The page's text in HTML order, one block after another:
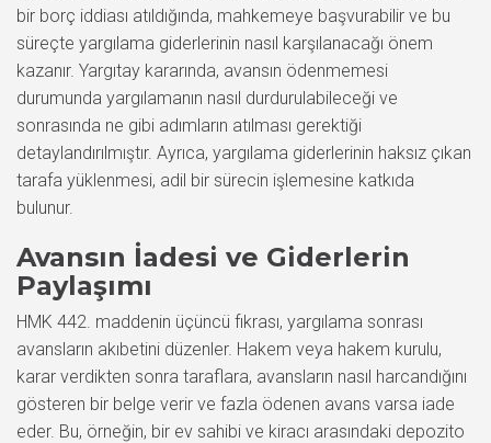
bir borç iddiası atıldığında, mahkemeye başvurabilir ve bu
süreçte yargılama giderlerinin nasıl karşılanacağı önem
kazanır. Yargıtay kararında, avansın ödenmemesi
durumunda yargılamanın nasıl durdurulabileceği ve
sonrasında ne gibi adımların atılması gerektiği
detaylandırılmıştır. Ayrıca, yargılama giderlerinin haksız çıkan
tarafa yüklenmesi, adil bir sürecin işlemesine katkıda
bulunur.
Avansın İadesi ve Giderlerin
Paylaşımı
HMK 442. maddenin üçüncü fıkrası, yargılama sonrası
avansların akıbetini düzenler. Hakem veya hakem kurulu,
karar verdikten sonra taraflara, avansların nasıl harcandığını
gösteren bir belge verir ve fazla ödenen avans varsa iade
eder. Bu, örneğin, bir ev sahibi ve kiracı arasındaki depozito